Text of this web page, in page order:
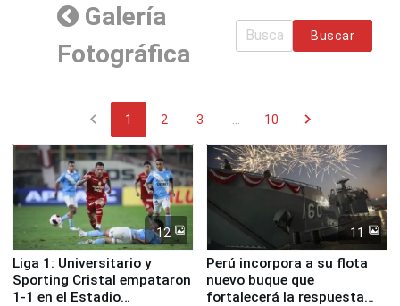
Galería
Fotográfica
Buscar
chevron_left 1 2 3 10 chevron_right
12
Liga 1: Universitario y
Sporting Cristal empataron
1-1 en el Estadio
11
Perú incorpora a su flota
nuevo buque que
fortalecerá la respuesta